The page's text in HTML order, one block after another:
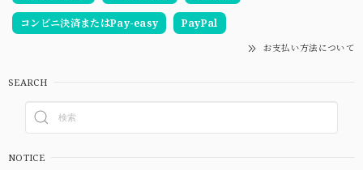
コンビニ決済またはPay-easy PayPal
お支払い方法について
SEARCH
NOTICE